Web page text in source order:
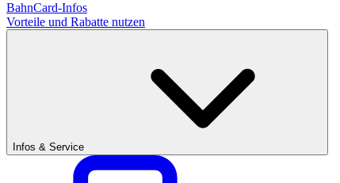
BahnCard-Infos
Vorteile und Rabatte nutzen
Infos & Service